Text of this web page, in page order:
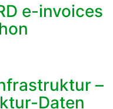
e-invoices
–
Daten